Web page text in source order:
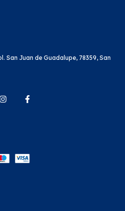
San Juan de Guadalupe, 78359, San